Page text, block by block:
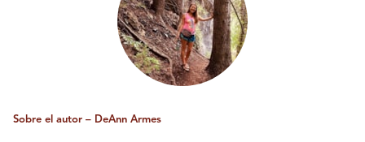
Sobre el autor – DeAnn Armes